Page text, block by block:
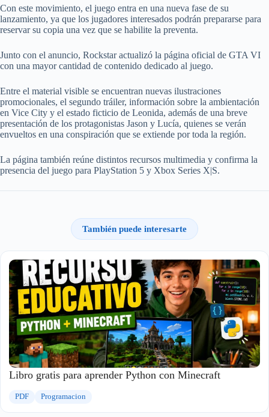
Con este movimiento, el juego entra en una nueva fase de su
lanzamiento, ya que los jugadores interesados podrán prepararse para
reservar su copia una vez que se habilite la preventa.
Junto con el anuncio, Rockstar actualizó la página oficial de GTA VI
con una mayor cantidad de contenido dedicado al juego.
Entre el material visible se encuentran nuevas ilustraciones
promocionales, el segundo tráiler, información sobre la ambientación
en Vice City y el estado ficticio de Leonida, además de una breve
presentación de los protagonistas Jason y Lucía, quienes se verán
envueltos en una conspiración que se extiende por toda la región.
La página también reúne distintos recursos multimedia y confirma la
presencia del juego para PlayStation 5 y Xbox Series X|S.
También puede interesarte
Libro gratis para aprender Python con Minecraft
PDF Programacion